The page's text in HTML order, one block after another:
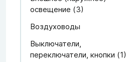
освещение (3)
Воздуховоды
Выключатели,
переключатели, кнопки (1)